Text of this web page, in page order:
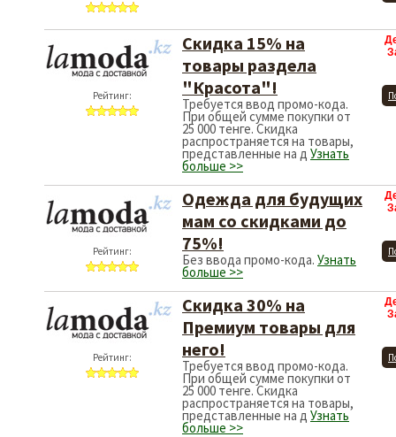
Рейтинг:
Скидка 15% на
товары раздела
"Красота"!
Требуется ввод промо-кода.
При общей сумме покупки от
25 000 тенге. Скидка
распространяется на товары,
представленные на д Узнать
больше >>
Рейтинг:
Одежда для будущих
мам со скидками до
75%!
Без ввода промо-кода. Узнать
больше >>
Рейтинг:
Скидка 30% на
Премиум товары для
него!
Требуется ввод промо-кода.
При общей сумме покупки от
25 000 тенге. Скидка
распространяется на товары,
представленные на д Узнать
больше >>